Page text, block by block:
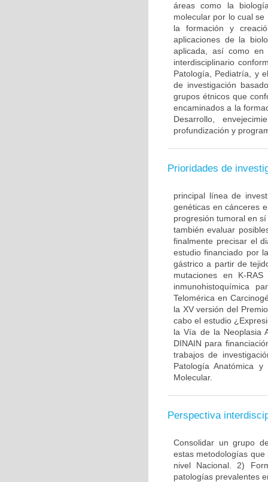
áreas como la
molecular por lo cual
la formación y
aplicaciones de la
aplicada, así como en
interdisciplinario
Patología, Pediatría, y
de investigación
grupos étnicos que
encaminados a la
Desarrollo,
profundización y
Prioridades de
principal línea de
genéticas en cánceres
progresión tumoral en
también evaluar
finalmente precisar el
estudio financiado por
gástrico a partir de
mutaciones en K-
inmunohistoquímica
Telomérica en
la XV versión del
cabo el estudio
la Vía de la Neoplasia
DINAIN para
trabajos de
Patología Anatómica
Molecular.
Perspectiva
Consolidar un grupo
estas metodologías
nivel Nacional. 2)
patologías prevalentes